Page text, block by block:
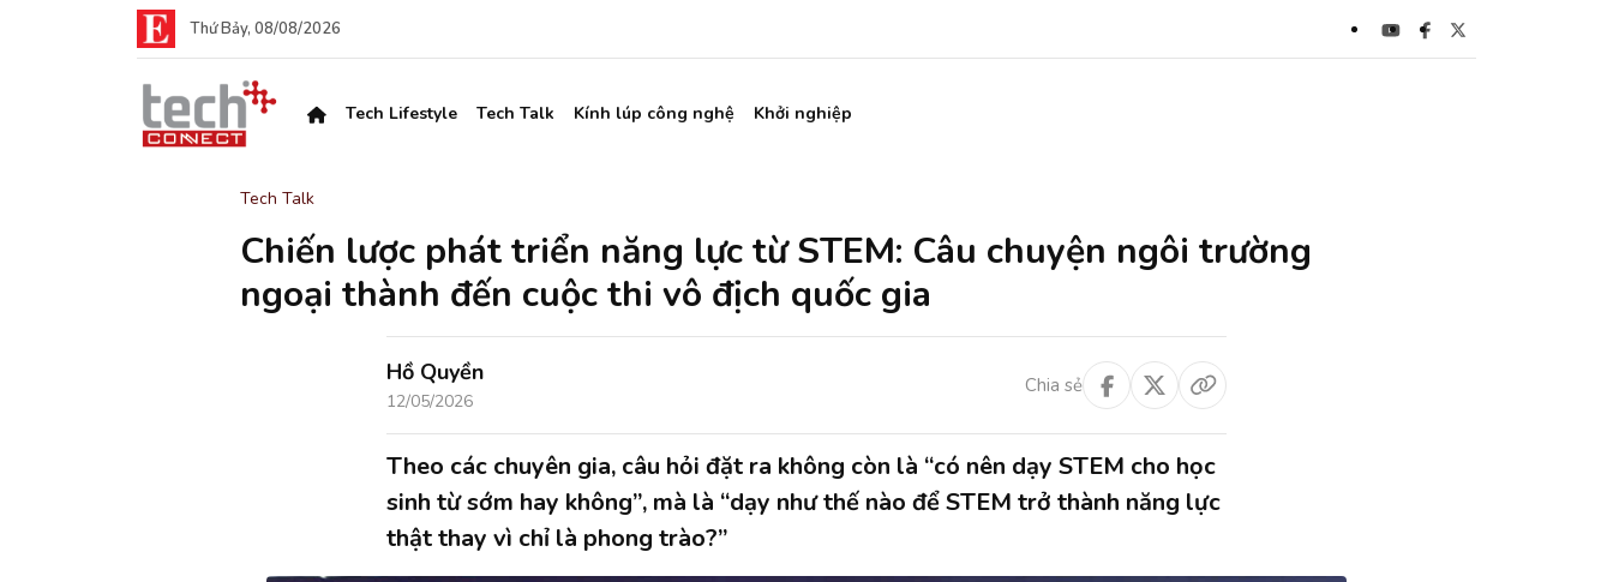
Thứ Bảy, 08/08/2026
Tech Lifestyle Tech Talk Kính lúp công nghệ Khởi nghiệp
Tech Talk
Chiến lược phát triển năng lực từ STEM: Câu chuyện ngôi trường
ngoại thành đến cuộc thi vô địch quốc gia
Hồ Quyền
12/05/2026
Chia sẻ
Theo các chuyên gia, câu hỏi đặt ra không còn là “có nên dạy STEM cho học
sinh từ sớm hay không”, mà là “dạy như thế nào để STEM trở thành năng lực
thật thay vì chỉ là phong trào?”